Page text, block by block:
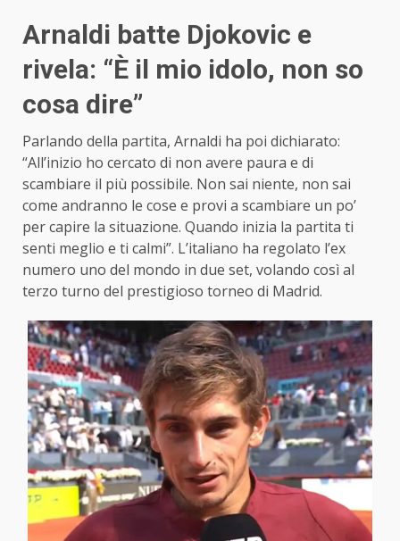
Arnaldi batte Djokovic e
rivela: “È il mio idolo, non so
cosa dire”
Parlando della partita, Arnaldi ha poi dichiarato:
“All’inizio ho cercato di non avere paura e di
scambiare il più possibile. Non sai niente, non sai
come andranno le cose e provi a scambiare un po’
per capire la situazione. Quando inizia la partita ti
senti meglio e ti calmi”. L’italiano ha regolato l’ex
numero uno del mondo in due set, volando così al
terzo turno del prestigioso torneo di Madrid.